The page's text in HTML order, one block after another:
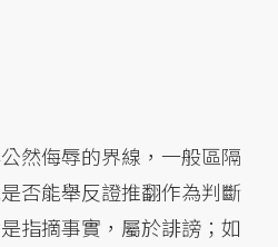
然侮辱的界線，一般區隔
否能舉反證推翻作為判斷
指摘事實，屬於誹謗；如